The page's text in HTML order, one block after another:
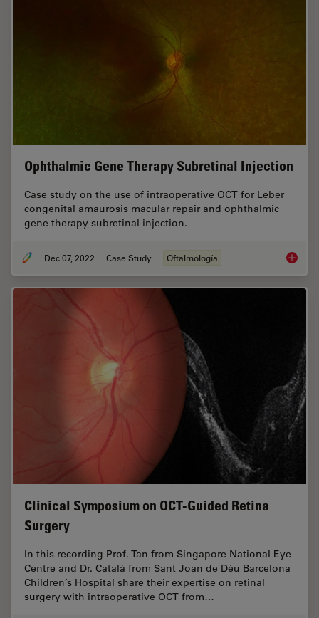
Ophthalmic Gene Therapy Subretinal Injection
Case study on the use of intraoperative OCT for Leber
congenital amaurosis macular repair and ophthalmic
gene therapy subretinal injection.
Dec 07, 2022 Case Study Oftalmología
Clinical Symposium on OCT-Guided Retina
Surgery
In this recording Prof. Tan from Singapore National Eye
Centre and Dr. Català from Sant Joan de Déu Barcelona
Children’s Hospital share their expertise on retinal
surgery with intraoperative OCT from…